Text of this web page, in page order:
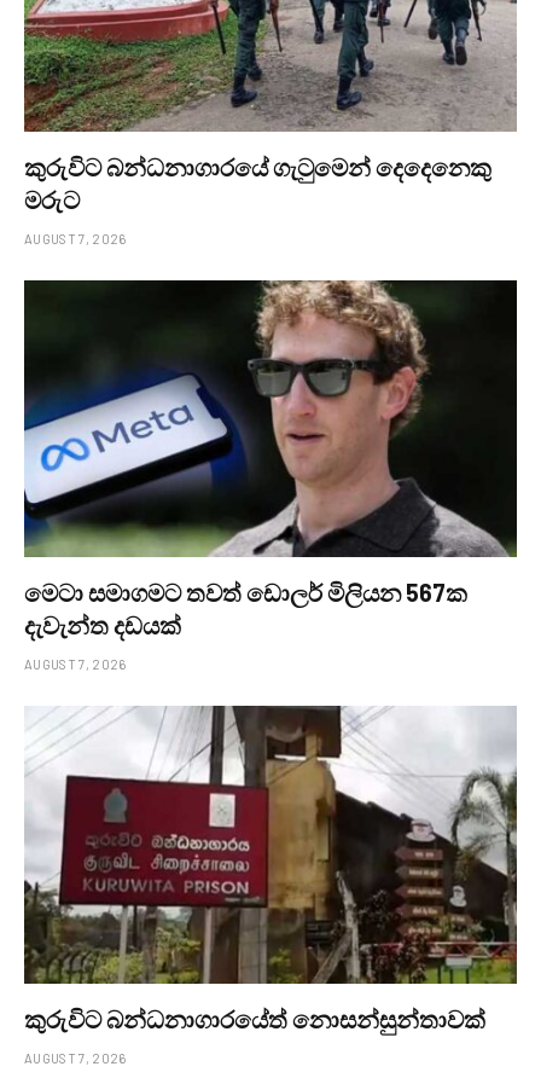
කුරුවිට බන්ධනාගාරයේ ගැටුමෙන් දෙදෙනෙකු
මරුට
AUGUST 7, 2026
මෙටා සමාගමට තවත් ඩොලර් මිලියන 567ක
දැවැන්ත දඩයක්
AUGUST 7, 2026
කුරුවිට බන්ධනාගාරයේත් නොසන්සුන්තාවක්
AUGUST 7, 2026